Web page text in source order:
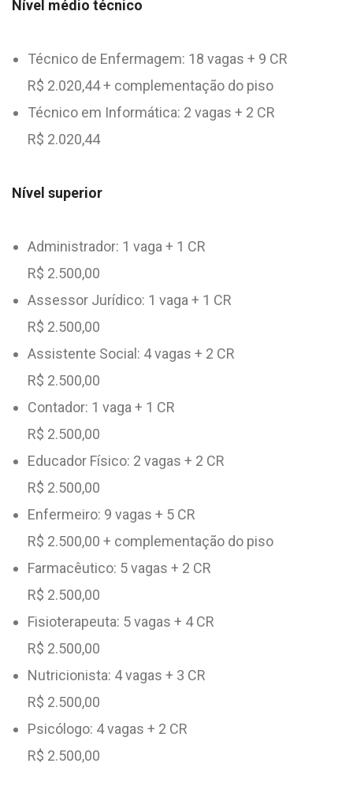
Nível médio técnico
Técnico de Enfermagem: 18 vagas + 9 CR
R$ 2.020,44 + complementação do piso
Técnico em Informática: 2 vagas + 2 CR
R$ 2.020,44
Nível superior
Administrador: 1 vaga + 1 CR
R$ 2.500,00
Assessor Jurídico: 1 vaga + 1 CR
R$ 2.500,00
Assistente Social: 4 vagas + 2 CR
R$ 2.500,00
Contador: 1 vaga + 1 CR
R$ 2.500,00
Educador Físico: 2 vagas + 2 CR
R$ 2.500,00
Enfermeiro: 9 vagas + 5 CR
R$ 2.500,00 + complementação do piso
Farmacêutico: 5 vagas + 2 CR
R$ 2.500,00
Fisioterapeuta: 5 vagas + 4 CR
R$ 2.500,00
Nutricionista: 4 vagas + 3 CR
R$ 2.500,00
Psicólogo: 4 vagas + 2 CR
R$ 2.500,00